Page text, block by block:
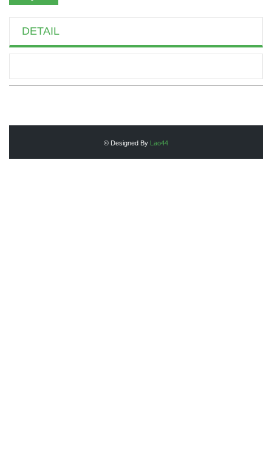
DETAIL
© Designed By Lao44